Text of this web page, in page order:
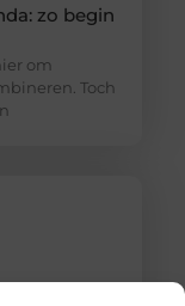
zo begin
om
Toch